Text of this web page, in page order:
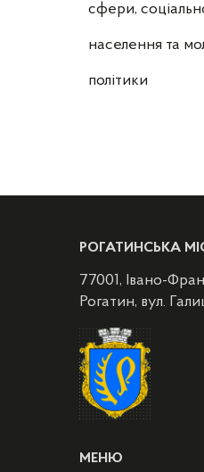
сфери,
населення та
політики
РОГАТИНСЬКА
77001, Івано-
Рогатин, вул.
МЕНЮ